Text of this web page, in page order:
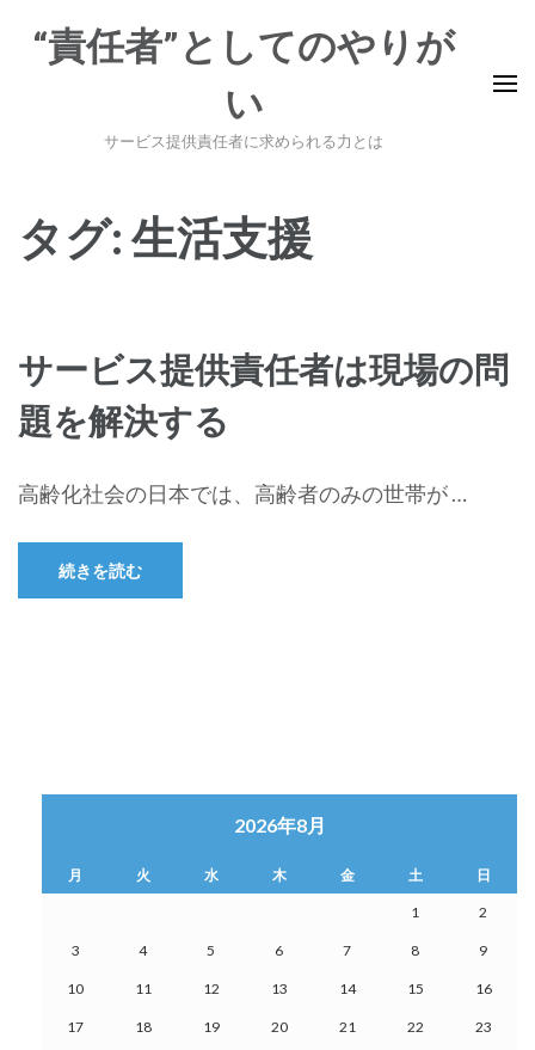
を
す)
“責任者”としてのやりが
い
サービス提供責任者に求められる力とは
タグ:生活支援
サービス提供責任者は現場の問
題を解決する
高齢化社会の日本では、高齢者のみの世帯が …
続きを読む
2026年8月
月 火 水 木 金 土 日
1 2
3 4 5 6 7 8 9
10 11 12 13 14 15 16
17 18 19 20 21 22 23